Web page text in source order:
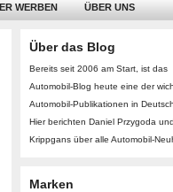
WERBEN ÜBER UNS
Über das Blog
Bereits seit 2006 am Start, ist das
Automobil-Blog heute eine der
Automobil-Publikationen in
Hier berichten Daniel Przygoda
Krippgans über alle Automobil-
Marken